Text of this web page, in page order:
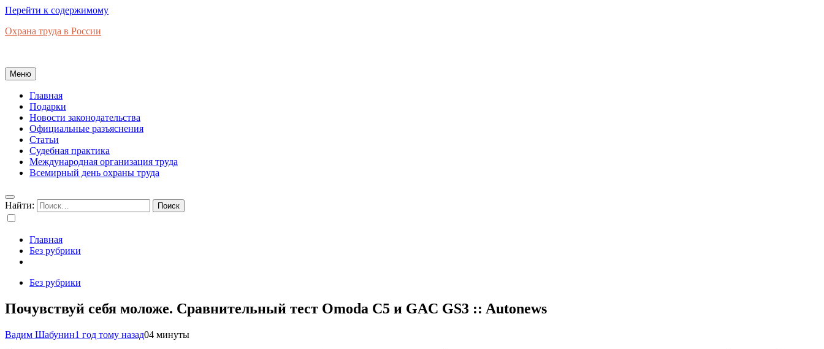
Перейти к содержимому
Охрана труда в России
Меню
Главная
Подарки
Новости законодательства
Официальные разъяснения
Статьи
Судебная практика
Международная организация труда
Всемирный день охраны труда
Найти:
Главная
Без рубрики
Без рубрики
Почувствуй себя моложе. Сравнительный тест Omoda C5 и GAC GS3 :: Autonews
Вадим Шабунин1 год тому назад04 минуты